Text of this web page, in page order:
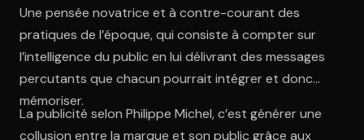
Une pensée novatrice et à contre-courant des
pratiques de l’époque, qui consiste à compter sur
l’intelligence du public en lui délivrant des messages
percutants que chacun pourrait intégrer et donc
mémoriser.
La publicité selon Philippe Michel, c’est générer une
collusion entre la marque et son public grâce aux